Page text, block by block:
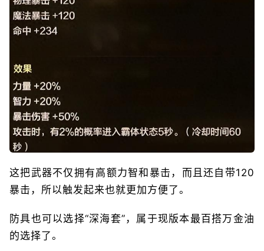
这把武器不仅拥有高额力智和暴击，而且还自带120
暴击，所以触发起来也就更加方便了。
防具也可以选择“深海套”，属于现版本最百搭万金油
的选择了。